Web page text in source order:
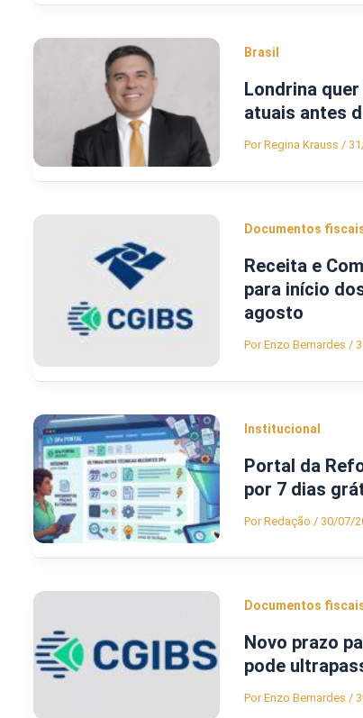
Brasil
Londrina
atuais antes
PorRegina Krauss /
Documentos
Receita e
para início
agosto
PorEnzo Bernardes /
Institucional
Portal da
por 7 dias
PorRedação / 30/07/
Documentos
Novo prazo
pode
PorEnzo Bernardes /